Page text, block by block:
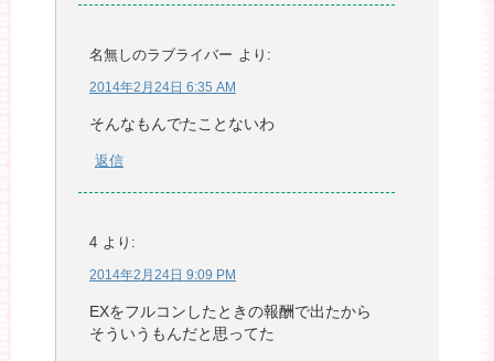
名無しのラブライバー より:
2014年2月24日 6:35 AM
そんなもんでたことないわ
返信
4 より:
2014年2月24日 9:09 PM
EXをフルコンしたときの報酬で出たから
そういうもんだと思ってた